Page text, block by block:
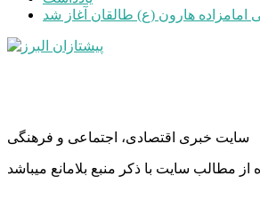
امامزاده هارون (ع) طالقان آغاز شد
سایت خبری اقتصادی، اجتماعی و فرهنگی